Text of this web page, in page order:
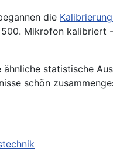
die
Mikrofon kalibriert
statistische
schön